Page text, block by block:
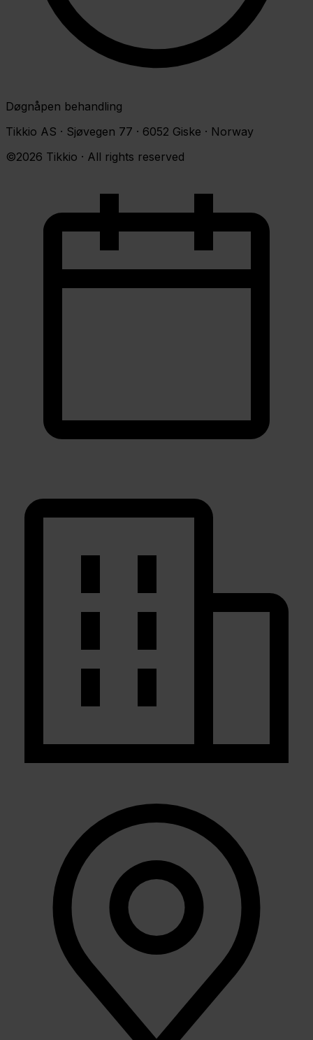
Døgnåpen behandling
Tikkio AS · Sjøvegen 77 · 6052 Giske · Norway
©2026 Tikkio · All rights reserved